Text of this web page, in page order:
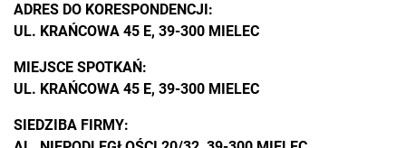
ADRES DO KORESPONDENCJI:
UL. KRAŃCOWA 45 E, 39-300 MIELEC
MIEJSCE SPOTKAŃ:
UL. KRAŃCOWA 45 E, 39-300 MIELEC
SIEDZIBA FIRMY: